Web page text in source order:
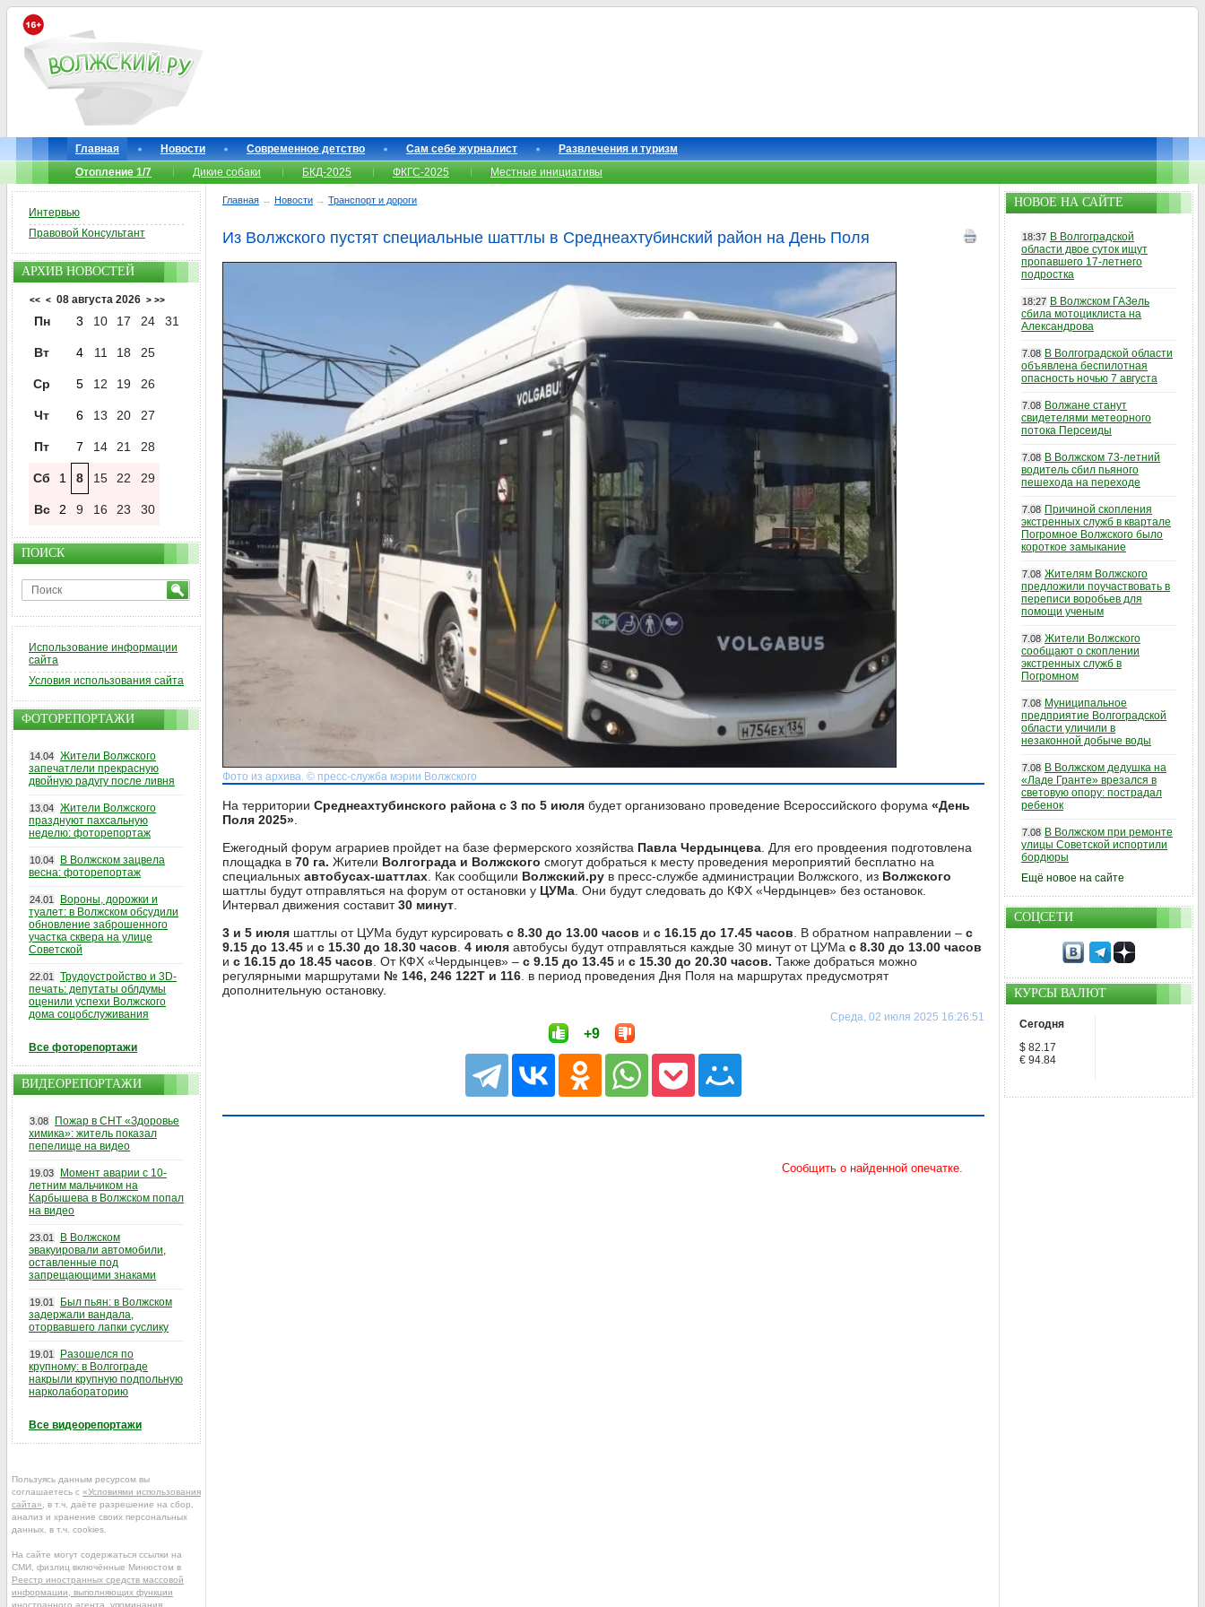
Главная Новости Современное детство Сам себе журналист
Развлечения и туризм
Отопление 1/7
Дикие собаки БКД-2025 ФКГС-2025 Местные инициативы
Главная → Новости → Транспорт и дороги
Из Волжского пустят специальные шаттлы в Среднеахтубинский район на День Поля
Фото из архива. © пресс-служба мэрии Волжского
На территории Среднеахтубинского района с 3 по 5 июля будет организовано проведение Всероссийского форума «День
Поля 2025»
Ежегодный форум аграриев пройдет на базе фермерского хозяйства Павла Чердынцева . Для его провдеения подготовлена
площадка в 70 га. Жители Волгограда и Волжского смогут добраться к месту проведения мероприятий бесплатно на
специальных автобусах-шаттлах . Как сообщили Волжский.ру в пресс-службе администрации Волжского, из Волжского
шаттлы будут отправляться на форум от остановки у ЦУМа . Они будут следовать до КФХ «Чердынцев» без остановок.
Интервал движения составит30 минут
3 и 5 июля шаттлы от ЦУМа будут курсировать с 8.30 до 13.00 часов и с 16.15 до 17.45 часов . В обратном направлении – с
9.15 до 13.45 и с 15.30 до 18.30 часов 4 июля автобусы будут отправляться каждые 30 минут от ЦУМа с 8.30 до 13.00 часов
и с 16.15 до 18.45 часов . От КФХ «Чердынцев» – с 9.15 до 13.45 и с 15.30 до 20.30 часов. Также добраться можно
регулярными маршрутами № 146, 246 122Т и 116 . в период проведения Дня Поля на маршрутах предусмотрят
дополнительную остановку.
Среда, 02 июля 2025 16:26:51
+9
Интервью
Правовой Консультант
АРХИВ НОВОСТЕЙ
<< < 08 августа 2026 > >>
Пн 3 10 17 24 31
Вт 4 11 18 25
Ср 5 12 19 26
Чт 6 13 20 27
Пт 7 14 21 28
Сб 1 8 15 22 29
Вс 2 9 16 23 30
ПОИСК
Использование информации
сайта
Условия использования сайта
ФОТОРЕПОРТАЖИ
14.04 Жители Волжского
запечатлели прекрасную
двойную радугу после ливня
13.04 Жители Волжского
празднуют пахсальную
неделю: фоторепортаж
10.04
В Волжском зацвела
весна: фоторепортаж
24.01
Вороны, дорожки и
туалет: в Волжском обсудили
обновление заброшенного
участка сквера на улице
Советской
22.01
Трудоустройство и 3D-
печать: депутаты облдумы
оценили успехи Волжского
дома соцобслуживания
Все фоторепортажи
ВИДЕОРЕПОРТАЖИ
3.08
Пожар в СНТ «Здоровье
химика»: житель показал
пепелище на видео
19.03
Момент аварии с 10-
летним мальчиком на
Карбышева в Волжском попал
на видео
23.01
В Волжском
эвакуировали автомобили,
оставленные под
запрещающими знаками
19.01
Был пьян: в Волжском
задержали вандала,
оторвавшего лапки суслику
19.01
Разошелся по
крупному: в Волгограде
накрыли крупную подпольную
нарколабораторию
Все видеорепортажи
Пользуясь данным ресурсом вы
соглашаетесь с «Условиями использования
сайта» , в т.ч. даёте разрешение на сбор,
анализ и хранение своих персональных
данных, в т.ч. cookies.
На сайте могут содержаться ссылки на
СМИ, физлиц включённые Минюстом в
Реестр иностранных средств массовой
информации, выполняющих функции
иностранного агента , упоминания
НОВОЕ НА САЙТЕ
18:37 В Волгоградской
области двое суток ищут
пропавшего 17-летнего
подростка
18:27 В Волжском ГАЗель
сбила мотоциклиста на
Александрова
7.08 В Волгоградской области
объявлена беспилотная
опасность ночью 7 августа
7.08 Волжане станут
свидетелями метеорного
потока Персеиды
7.08 В Волжском 73-летний
водитель сбил пьяного
пешехода на переходе
7.08 Причиной скопления
экстренных служб в квартале
Погромное Волжского было
короткое замыкание
7.08 Жителям Волжского
предложили поучаствовать в
переписи воробьев для
помощи ученым
7.08 Жители Волжского
сообщают о скоплении
экстренных служб в
Погромном
7.08 Муниципальное
предприятие Волгоградской
области уличили в
незаконной добыче воды
7.08 В Волжском дедушка на
«Ладе Гранте» врезался в
световую опору: пострадал
ребенок
7.08 В Волжском при ремонте
улицы Советской испортили
бордюры
Ещё новое на сайте
СОЦСЕТИ
КУРСЫ ВАЛЮТ
Сегодня
$ 82.17
€ 94.84